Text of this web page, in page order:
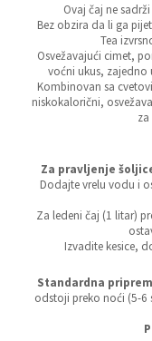
Ovaj čaj ne
Bez obzira da li ga
Tea
Osvežavajući cimet,
voćni ukus, zajedno
Kombinovan sa
niskokalorični,
Za pravljenje
Dodajte vrelu vodu i
Za ledeni čaj (1 litar)
Izvadite kesice,
Standardna
odstoji preko noći (5-6